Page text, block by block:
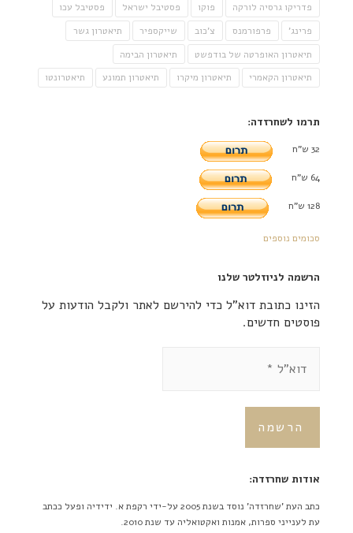
פדריקו גרסיה לורקה
פוקו פסטיבל ישראל
פסטיבל עכו
פרינג'
פרפורמנס צ'כוב שייקספיר
תיאטרון גשר
תיאטרון האופרטה של בודפשט
תיאטרון הבימה
תיאטרון הקאמרי
תיאטרון מיקרו תיאטרון תמונע תיאטרונטו
תרמו לשחרזדה:
32 ש"ח
64 ש"ח
128 ש"ח
סכומים נוספים
הרשמה לניוזלטר שלנו
הזינו כתובת דוא"ל כדי להירשם לאתר ולקבל הודעות על
פוסטים חדשים.
אודות שחרזדה:
כתב העת 'שחרזדה' נוסד בשנת 2005 על-ידי רקפת א. ידידיה ופעל ככתב
עת לענייני ספרות, אמנות ואקטואליה עד שנת 2010.